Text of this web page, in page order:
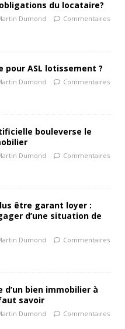
du locataire?
Dumond
Commentaires
pour ASL lotissement ?
Dumond
Commentaires
bouleverse le
Dumond
Commentaires
être garant loyer :
d’une situation de
Dumond
Commentaires
bien immobilier à
savoir
Dumond
Commentaires